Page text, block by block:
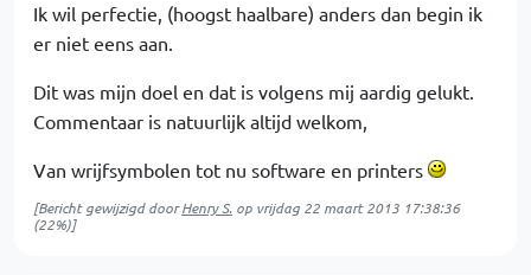
Ik wil perfectie, (hoogst haalbare) anders dan begin ik
er niet eens aan.
Dit was mijn doel en dat is volgens mij aardig gelukt.
Commentaar is natuurlijk altijd welkom,
Van wrijfsymbolen tot nu software en printers
[Bericht gewijzigd doorHenry S. op vrijdag 22 maart 2013 17:38:36
(22%)]